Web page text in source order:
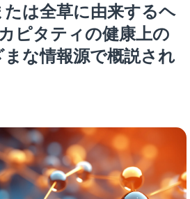
は全草に由来するヘ
ピタティの健康上の
な情報源で概説され